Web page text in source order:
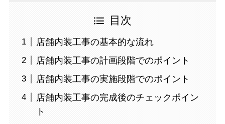
目次
店舗内装工事の基本的な流れ
店舗内装工事の計画段階でのポイント
店舗内装工事の実施段階でのポイント
店舗内装工事の完成後のチェックポイン
ト